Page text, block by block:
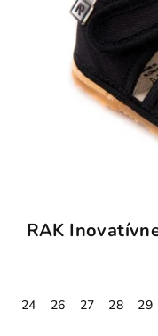
RAK
24 26 27 28
29